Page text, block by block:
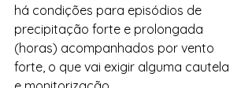
há condições para episódios de
precipitação forte e prolongada
(horas) acompanhados por vento
forte, o que vai exigir alguma cautela